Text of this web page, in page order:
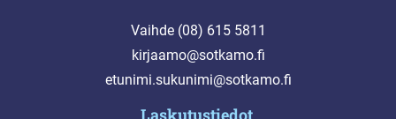
Vaihde (08) 615 5811
kirjaamo@sotkamo.fi
etunimi.sukunimi@sotkamo.fi
Laskutustiedot